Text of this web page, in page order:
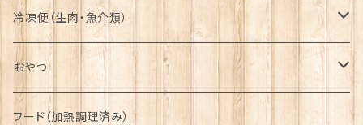
冷凍便（生肉・魚介類）
詰合せ-Assortment-
馬-Horse-
おやつ
詰合せ-Assortment-
フード（加熱調理済み）